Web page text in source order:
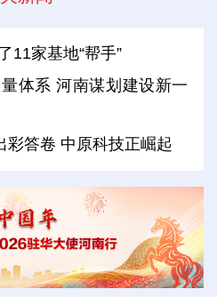
11家基地“帮手”
体系 河南谋划建设新一
彩答卷 中原科技正崛起